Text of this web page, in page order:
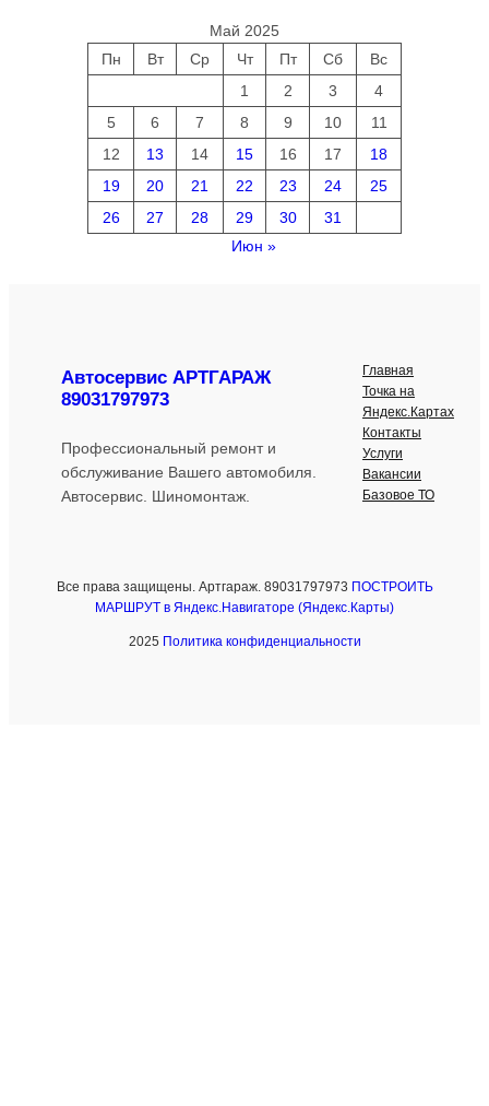
Май 2025
Пн
Вт Ср Чт Пт Сб
Вс
1
2 3
4
5
6 7 8 9 10
11
12
13 14 15 16 17
18
19
20 21 22 23 24
25
26
27 28 29 30
31
Июн »
Автосервис АРТГАРАЖ
89031797973
Профессиональный ремонт и
обслуживание Вашего автомобиля.
Автосервис. Шиномонтаж.
Главная
Точка на
Яндекс.Картах
Контакты
Услуги
Вакансии
Базовое ТО
Все права защищены. Артгараж. 89031797973 ПОСТРОИТЬ
МАРШРУТ в Яндекс.Навигаторе (Яндекс.Карты)
2025 Политика конфиденциальности